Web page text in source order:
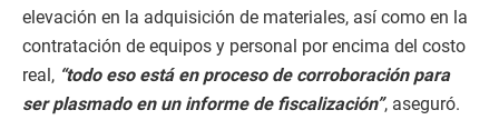
elevación en la adquisición de materiales, así como en la
contratación de equipos y personal por encima del costo
real, “todo eso está en proceso de corroboración para
ser plasmado en un informe de fiscalización”, aseguró.